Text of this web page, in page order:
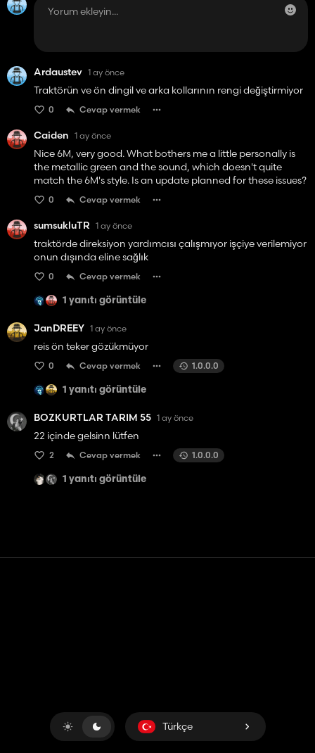
Ardaustev 1 ay önce
Traktörün ve ön dingil ve arka kollarının rengi değiştirmiyor
0 Cevap vermek
Caiden 1 ay önce
Nice 6M, very good. What bothers me a little personally is
the metallic green and the sound, which doesn't quite
match the 6M's style. Is an update planned for these issues?
0 Cevap vermek
sumsukluTR 1 ay önce
traktörde direksiyon yardımcısı çalışmıyor işçiye verilemiyor
onun dışında eline sağlık
0 Cevap vermek
1 yanıtı görüntüle
JanDREEY 1 ay önce
reis ön teker gözükmüyor
0 Cevap vermek 1.0.0.0
1 yanıtı görüntüle
BOZKURTLAR TARIM 55 1 ay önce
22 içinde gelsinn lütfen
2 Cevap vermek 1.0.0.0
1 yanıtı görüntüle
Türkçe